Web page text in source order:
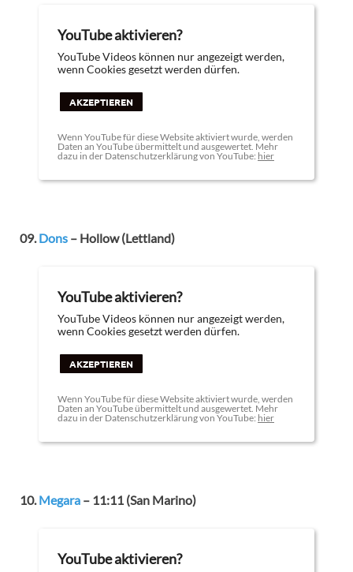
YouTube aktivieren?
YouTube Videos können nur angezeigt werden,
wenn Cookies gesetzt werden dürfen.
AKZEPTIEREN
Wenn YouTube für diese Website aktiviert wurde, werden
Daten an YouTube übermittelt und ausgewertet. Mehr
dazu in der Datenschutzerklärung von YouTube: hier
09.Dons – Hollow (Lettland)
YouTube aktivieren?
YouTube Videos können nur angezeigt werden,
wenn Cookies gesetzt werden dürfen.
AKZEPTIEREN
Wenn YouTube für diese Website aktiviert wurde, werden
Daten an YouTube übermittelt und ausgewertet. Mehr
dazu in der Datenschutzerklärung von YouTube: hier
10.Megara – 11:11 (San Marino)
YouTube aktivieren?